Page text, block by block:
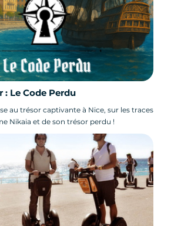
historique de Nice / Vieux-Nice
ou par équipe
selon votre rythme
à tous
les énigmes et
l’aventure ?
de jeux, curieux de
à la recherche d’une
à Nice, ce jeu de piste est fait
: Le Code Perdu
au trésor captivante à Nice, sur les traces
Nikaia et de son trésor perdu !